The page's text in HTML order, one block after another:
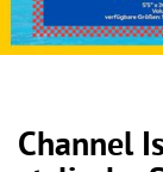
Channel